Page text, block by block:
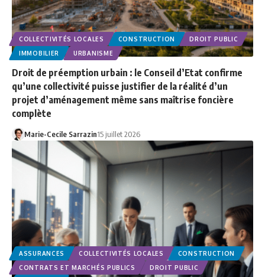
COLLECTIVITÉS LOCALES CONSTRUCTION
DROIT PUBLIC
IMMOBILIER
URBANISME
Droit de préemption urbain : le Conseil d’Etat confirme
qu’une collectivité puisse justifier de la réalité d’un
projet d’aménagement même sans maîtrise foncière
complète
Marie-Cecile Sarrazin15 juillet 2026
ASSURANCES COLLECTIVITÉS LOCALES
CONSTRUCTION
CONTRATS ET MARCHÉS PUBLICS
DROIT PUBLIC